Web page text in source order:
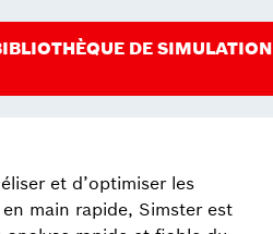
DE SIMULATION
et d’optimiser les
main rapide, Simster est